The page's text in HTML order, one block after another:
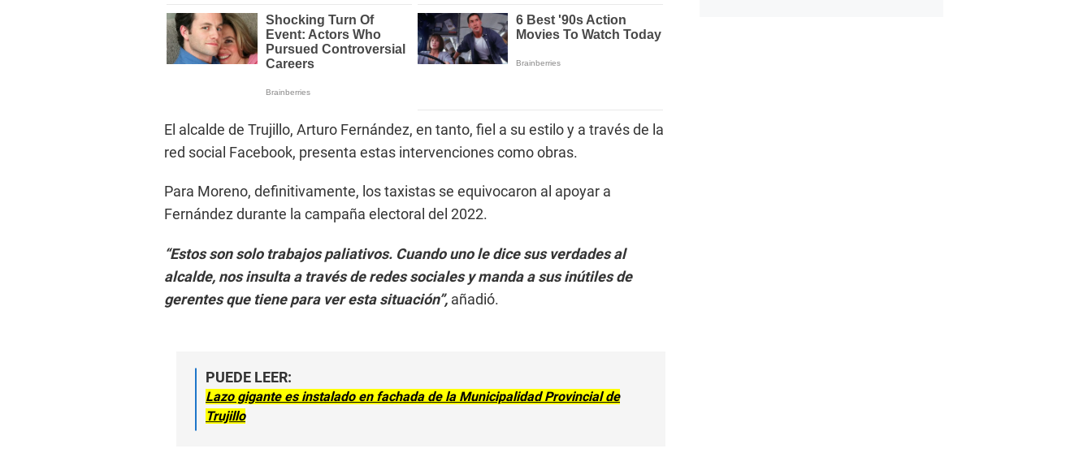
El alcalde de Trujillo, Arturo Fernández, en tanto, fiel a su estilo y a través de la
red social Facebook, presenta estas intervenciones como obras.
Para Moreno, definitivamente, los taxistas se equivocaron al apoyar a
Fernández durante la campaña electoral del 2022.
“Estos son solo trabajos paliativos. Cuando uno le dice sus verdades al
alcalde, nos insulta a través de redes sociales y manda a sus inútiles de
gerentes que tiene para ver esta situación”, añadió.
PUEDE LEER:
Lazo gigante es instalado en fachada de la Municipalidad Provincial de
Trujillo